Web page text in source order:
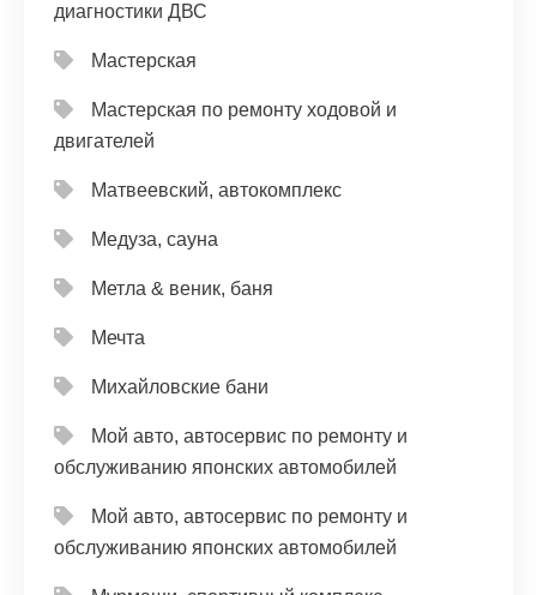
диагностики ДВС
Мастерская
Мастерская по ремонту ходовой и
двигателей
Матвеевский, автокомплекс
Медуза, сауна
Метла & веник, баня
Мечта
Михайловские бани
Мой авто, автосервис по ремонту и
обслуживанию японских автомобилей
Мой авто, автосервис по ремонту и
обслуживанию японских автомобилей